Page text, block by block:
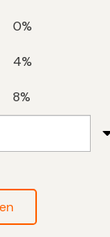
0%
4%
8%